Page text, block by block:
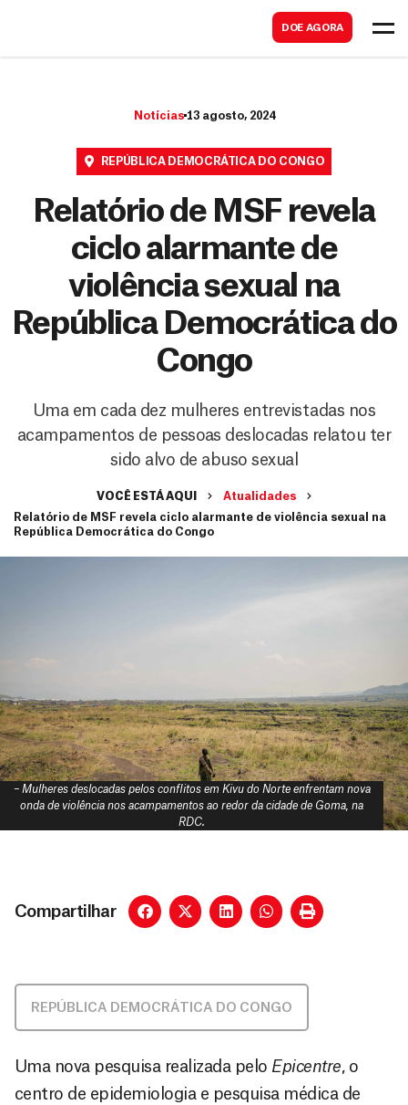
DOE AGORA
Notícias 13 agosto, 2024
REPÚBLICA DEMOCRÁTICA DO CONGO
Relatório de MSF revela
ciclo alarmante de
violência sexual na
República Democrática do
Congo
Uma em cada dez mulheres entrevistadas nos
acampamentos de pessoas deslocadas relatou ter
sido alvo de abuso sexual
VOCÊ ESTÁ AQUI
Atualidades
Relatório de MSF revela ciclo alarmante de violência sexual na
República Democrática do Congo
– Mulheres deslocadas pelos conflitos em Kivu do Norte enfrentam nova
onda de violência nos acampamentos ao redor da cidade de Goma, na
RDC.
Compartilhar
REPÚBLICA DEMOCRÁTICA DO CONGO
Uma nova pesquisa realizada pelo Epicentre , o
centro de epidemiologia e pesquisa médica de
a
r